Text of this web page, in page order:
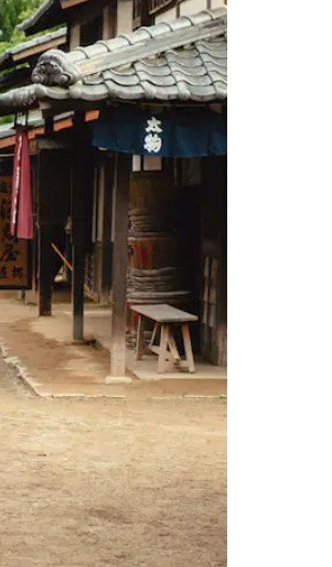
ou tocando e deslizando o dedo na tela.